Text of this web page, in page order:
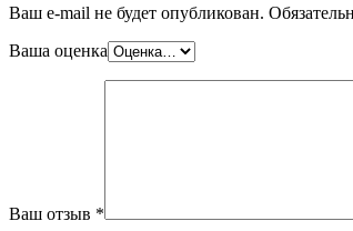
Ваш e-mail не будет опубликован.
Ваша оценка
Ваш отзыв *